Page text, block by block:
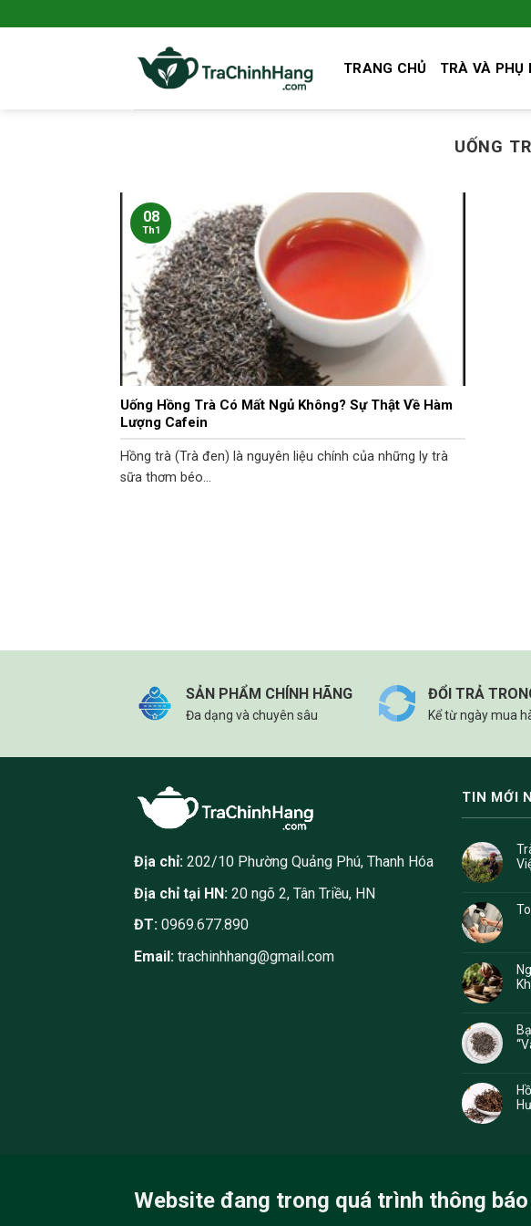
qua
TRANG CHỦ TRÀ VÀ PHỤ
UỐNG
Uống Hồng Trà Có Mất Ngủ Không? Sự Thật Về Hàm
Lượng Cafein
Hồng trà (Trà đen) là nguyên liệu chính của những ly trà
sữa thơm béo...
08
Th1
SẢN PHẨM CHÍNH HÃNG
Đa dạng và chuyên sâu
ĐỔI TRẢ
Kể từ ngày mua
Địa chỉ: 202/10 Phường Quảng Phú, Thanh Hóa
Địa chỉ tại HN: 20 ngõ 2, Tân Triều, HN
ĐT: 0969.677.890
Email: trachinhhang@gmail.com
TIN MỚI
Website đang trong quá trình thông